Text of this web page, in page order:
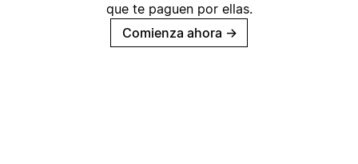
que te paguen por ellas.
Comienza ahora →